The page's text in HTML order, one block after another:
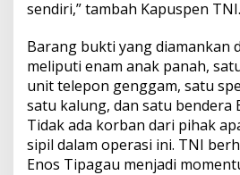
sendiri,” tambah Kapuspen TNI.
Barang bukti yang diamankan
meliputi enam anak panah,
unit telepon genggam, satu
satu kalung, dan satu bendera
Tidak ada korban dari pihak
sipil dalam operasi ini. TNI
Enos Tipagau menjadi